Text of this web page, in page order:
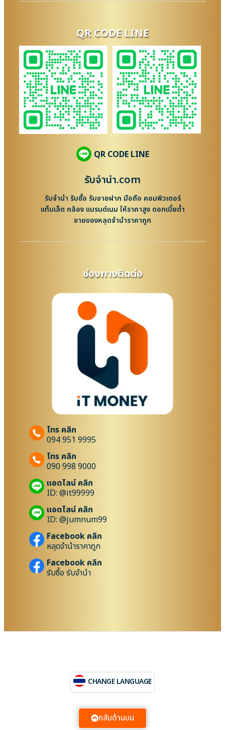
QR CODE LINE
QR CODE LINE
รับจํานํา.com
รับจำนำ รับซื้อ รับขายฝาก มือถือ คอมพิวเตอร์
แท็บเล็ต กล้อง แบรนด์เนม ให้ราคาสูง ดอกเบี้ยต่ำ
ขายของหลุดจำนำราคาถูก
ช่องทางติดต่อ
โทร คลิก
094 951 9995
โทร คลิก
090 998 9000
แอดไลน์ คลิก
ID: @it99999
แอดไลน์ คลิก
ID: @jumnum99
Facebook คลิก
หลุดจำนำราคาถูก
Facebook คลิก
รับซื้อ รับจำนำ
CHANGE LANGUAGE
กลับด้านบน